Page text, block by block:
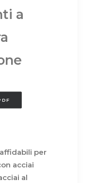
a
per
acciai
al